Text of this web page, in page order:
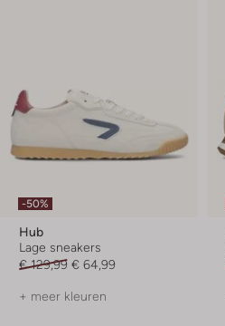
-50%
Hub
Lage sneakers
€ 129,99 € 64,99
+ meer kleuren